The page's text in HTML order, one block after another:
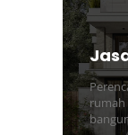
rumah